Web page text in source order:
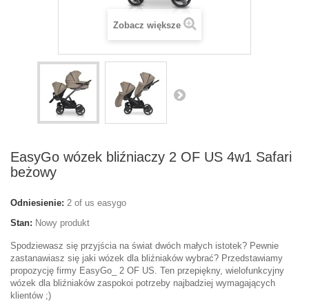
Zobacz większe
EasyGo wózek bliźniaczy 2 OF US 4w1 Safari
beżowy
Odniesienie: 2 of us easygo
Stan: Nowy produkt
Spodziewasz się przyjścia na świat dwóch małych istotek? Pewnie
zastanawiasz się jaki wózek dla bliźniaków wybrać? Przedstawiamy
propozycję firmy EasyGo_ 2 OF US. Ten przepiękny, wielofunkcyjny
wózek dla bliźniaków zaspokoi potrzeby najbadziej wymagających
klientów ;)